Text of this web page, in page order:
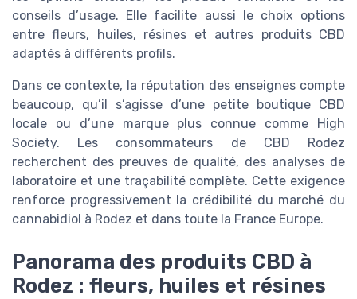
conseils d’usage. Elle facilite aussi le choix options
entre fleurs, huiles, résines et autres produits CBD
adaptés à différents profils.
Dans ce contexte, la réputation des enseignes compte
beaucoup, qu’il s’agisse d’une petite boutique CBD
locale ou d’une marque plus connue comme High
Society. Les consommateurs de CBD Rodez
recherchent des preuves de qualité, des analyses de
laboratoire et une traçabilité complète. Cette exigence
renforce progressivement la crédibilité du marché du
cannabidiol à Rodez et dans toute la France Europe.
Panorama des produits CBD à
Rodez : fleurs, huiles et résines